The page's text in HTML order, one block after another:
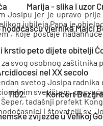
Marija - slika i uzor
hodočašću vjernikā Majci
krstio peto dijete obitelji
nel XX secolo
1102. Koncert
zvijezde u Velikoj
Josipu jer je upravo
jubileja Papa je
koje postaje
svog osobnog zaštitnika
svetog Josipa radnika
svetištem,
tadašnji prefekt
i štovatelji sv.